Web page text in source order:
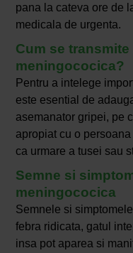
pana la cateva ore de
medicala de urgenta.
Cum se
meningococica?
Pentru a intelege
este esential de
asemanator gripei, pe
apropiat cu o
ca urmare a tusei sau
Semne si
meningococica
Semnele si
febra ridicata, gatul
insa pot aparea si